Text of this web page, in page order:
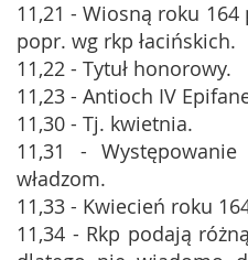
11,21 - Wiosną roku
popr. wg rkp łacińskich.
11,22 - Tytuł honorowy.
11,23 - Antioch IV
11,30 - Tj. kwietnia.
11,31 -
władzom.
11,33 - Kwiecień roku
11,34 - Rkp podają